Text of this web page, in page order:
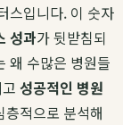
스입니다. 이 숫자
성과가 뒷받침되
왜 수많은 병원들
성공적인 병원
적으로 분석해